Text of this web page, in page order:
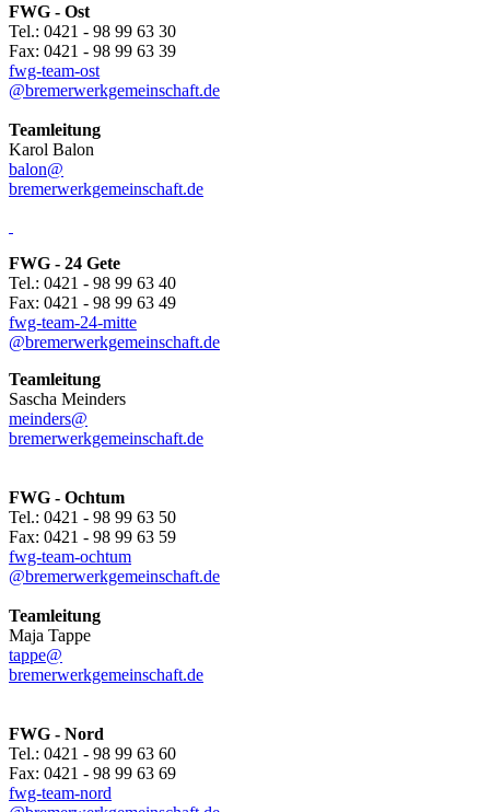
FWG - Ost
Tel.: 0421 - 98 99 63 30
Fax: 0421 - 98 99 63 39
fwg-team-ost
@bremerwerkgemeinschaft.de
Teamleitung
Karol Balon
balon@
bremerwerkgemeinschaft.de
FWG - 24 Gete
Tel.: 0421 - 98 99 63 40
Fax: 0421 - 98 99 63 49
fwg-team-24-mitte
@bremerwerkgemeinschaft.de
Teamleitung
Sascha Meinders
meinders@
bremerwerkgemeinschaft.de
FWG - Ochtum
Tel.: 0421 - 98 99 63 50
Fax: 0421 - 98 99 63 59
fwg-team-ochtum
@bremerwerkgemeinschaft.de
Teamleitung
Maja Tappe
tappe@
bremerwerkgemeinschaft.de
FWG - Nord
Tel.: 0421 - 98 99 63 60
Fax: 0421 - 98 99 63 69
fwg-team-nord